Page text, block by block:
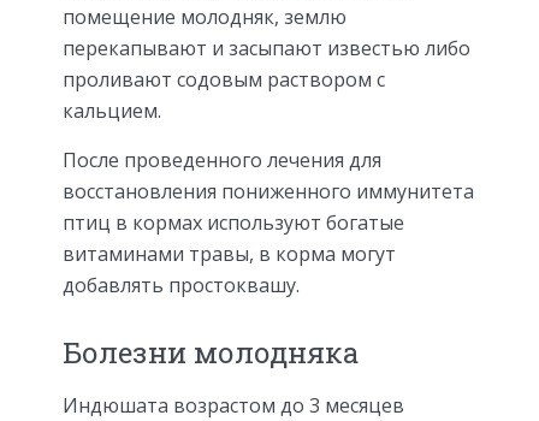
помещение молодняк, землю
перекапывают и засыпают известью либо
проливают содовым раствором с
кальцием.
После проведенного лечения для
восстановления пониженного иммунитета
птиц в кормах используют богатые
витаминами травы, в корма могут
добавлять простоквашу.
Болезни молодняка
Индюшата возрастом до 3 месяцев